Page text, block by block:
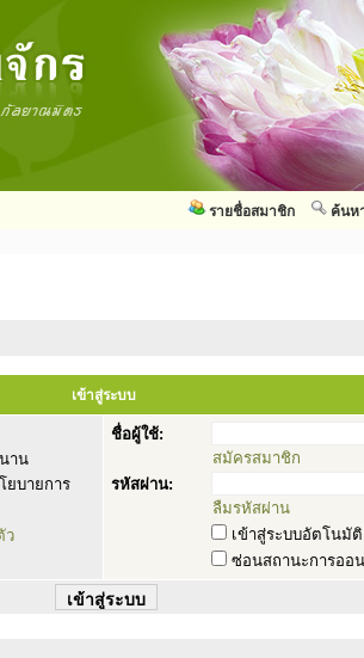
ค้นห
รายชื่อสมาชิก
เข้าสู่ระบบ
าน
บายการ
ว
ชื่อผู้ใช้:
สมัครสมาชิก
รหัสผ่าน:
ลืมรหัสผ่าน
เข้าสู่ระบบอัตโนมัติ
ซ่อนสถานะการออ